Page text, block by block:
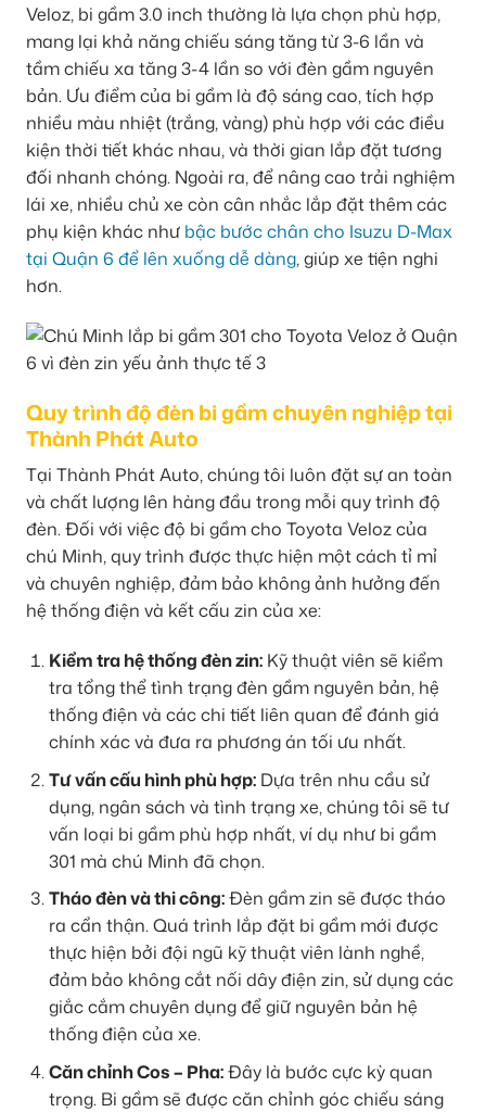
Veloz, bi gầm 3.0 inch thường là lựa chọn phù hợp,
mang lại khả năng chiếu sáng tăng từ 3-6 lần và
tầm chiếu xa tăng 3-4 lần so với đèn gầm nguyên
bản. Ưu điểm của bi gầm là độ sáng cao, tích hợp
nhiều màu nhiệt (trắng, vàng) phù hợp với các điều
kiện thời tiết khác nhau, và thời gian lắp đặt tương
đối nhanh chóng. Ngoài ra, để nâng cao trải nghiệm
lái xe, nhiều chủ xe còn cân nhắc lắp đặt thêm các
phụ kiện khác như bậc bước chân cho Isuzu D-Max
tại Quận 6 để lên xuống dễ dàng, giúp xe tiện nghi
hơn.
Quy trình độ đèn bi gầm chuyên nghiệp tại
Thành Phát Auto
Tại Thành Phát Auto, chúng tôi luôn đặt sự an toàn
và chất lượng lên hàng đầu trong mỗi quy trình độ
đèn. Đối với việc độ bi gầm cho Toyota Veloz của
chú Minh, quy trình được thực hiện một cách tỉ mỉ
và chuyên nghiệp, đảm bảo không ảnh hưởng đến
hệ thống điện và kết cấu zin của xe:
Kiểm tra hệ thống đèn zin:Kỹ thuật viên sẽ kiểm
tra tổng thể tình trạng đèn gầm nguyên bản, hệ
thống điện và các chi tiết liên quan để đánh giá
chính xác và đưa ra phương án tối ưu nhất.
Tư vấn cấu hình phù hợp:Dựa trên nhu cầu sử
dụng, ngân sách và tình trạng xe, chúng tôi sẽ tư
vấn loại bi gầm phù hợp nhất, ví dụ như bi gầm
301 mà chú Minh đã chọn.
Tháo đèn và thi công:Đèn gầm zin sẽ được tháo
ra cẩn thận. Quá trình lắp đặt bi gầm mới được
thực hiện bởi đội ngũ kỹ thuật viên lành nghề,
đảm bảo không cắt nối dây điện zin, sử dụng các
giắc cắm chuyên dụng để giữ nguyên bản hệ
thống điện của xe.
Căn chỉnh Cos – Pha:Đây là bước cực kỳ quan
trọng. Bi gầm sẽ được căn chỉnh góc chiếu sáng